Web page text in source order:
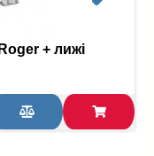
+ лижі